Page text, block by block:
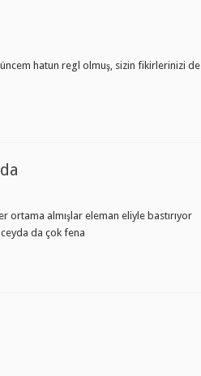
hatun regl olmuş, sizin fikirlerinizi de
ortama almışlar eleman eliyle bastırıyor
da çok fena